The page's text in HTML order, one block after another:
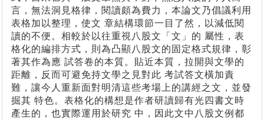
言，無法洞見格律，閱讀頗為費力，本論文乃倡議利用
表格加以整理，使文 章結構環節一目了然，以減低閱
讀的不便。相較於以往重視八股文「文」的 屬性，表
格化的編排方式，則為凸顯八股文的固定格式規律，彰
著其作為應 試答卷的本質。貼近本質，拉開與文學的
距離，反而可避免持文學之見對此 考試答文橫加責
難，讓今人重新面對明清這些考場上的講經之文，並發
掘其 特色。表格化的構想是作者研讀歸有光四書文時
產生的，也實際運用於研究 中，因此文中八股文例都